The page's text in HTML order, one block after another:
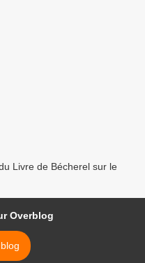
Livre de Bécherel sur le
Overblog